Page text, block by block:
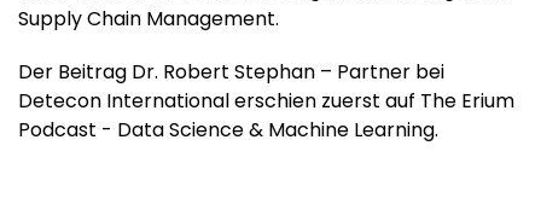
Supply Chain Management.
Der Beitrag Dr. Robert Stephan – Partner bei
Detecon Internationalerschien zuerst auf The Erium
Podcast - Data Science & Machine Learning.